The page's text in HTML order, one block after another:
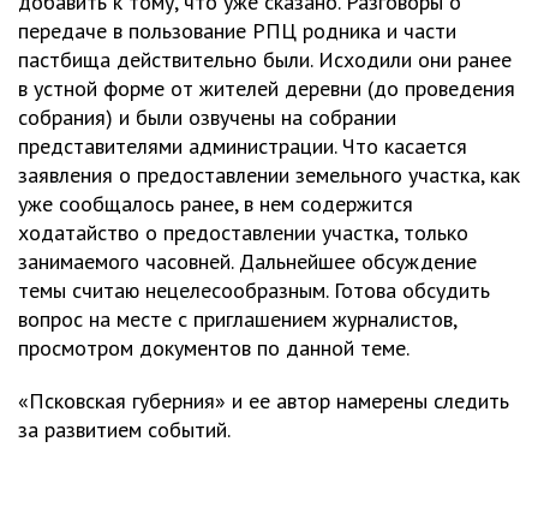
передаче в пользование РПЦ родника и части
пастбища действительно были. Исходили они ранее
в устной форме от жителей деревни (до проведения
собрания) и были озвучены на собрании
представителями администрации. Что касается
заявления о предоставлении земельного участка, как
уже сообщалось ранее, в нем содержится
ходатайство о предоставлении участка, только
занимаемого часовней. Дальнейшее обсуждение
темы считаю нецелесообразным. Готова обсудить
вопрос на месте с приглашением журналистов,
просмотром документов по данной теме.
«Псковская губерния» и ее автор намерены следить
за развитием событий.